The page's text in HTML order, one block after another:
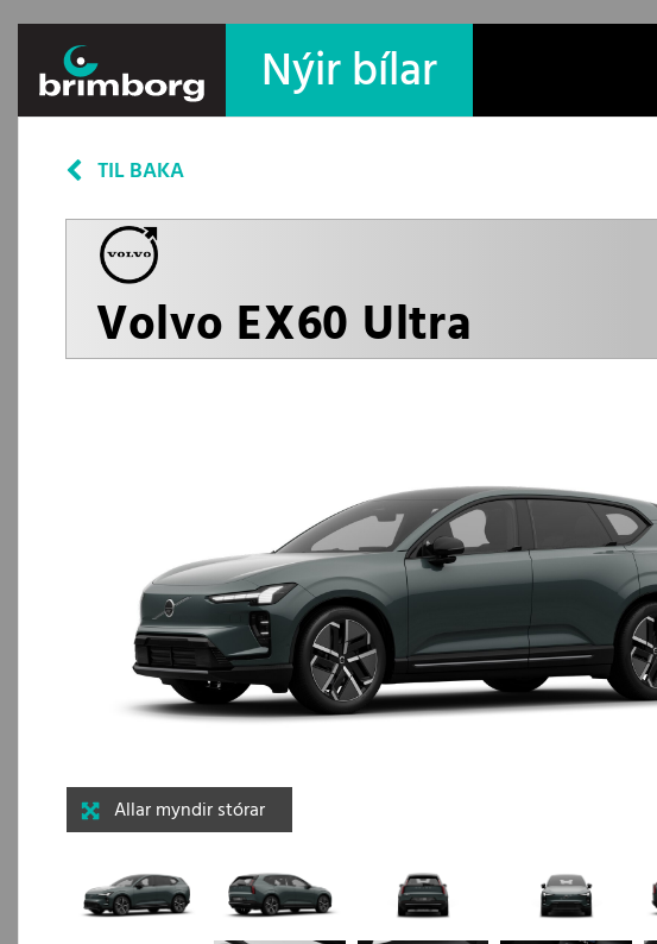
Nýir bílar
Volvo EX60 Ultra
Allar myndir stórar
TIL BAKA